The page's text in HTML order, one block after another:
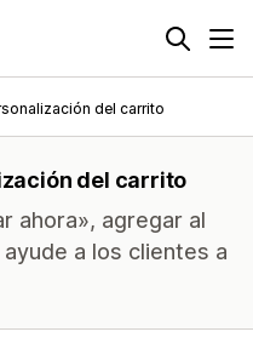
del carrito
del carrito
ahora», agregar al
a los clientes a